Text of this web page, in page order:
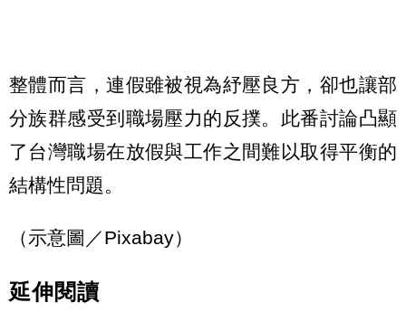
整體而言，連假雖被視為紓壓良方，卻也讓部
分族群感受到職場壓力的反撲。此番討論凸顯
了台灣職場在放假與工作之間難以取得平衡的
結構性問題。
（示意圖／Pixabay）
延伸閱讀